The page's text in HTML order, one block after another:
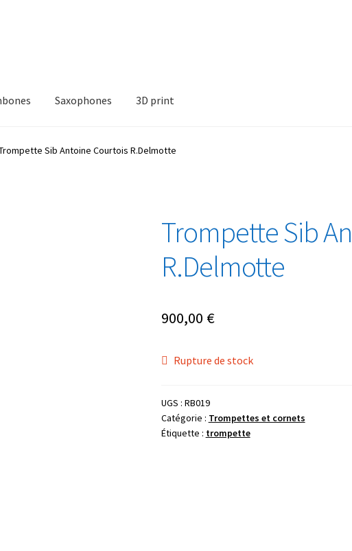
Saxophones 3D print
Sib Antoine Courtois R.Delmotte
Trompette Sib
R.Delmotte
900,00 €
Rupture de stock
UGS : RB019
Catégorie : Trompettes et cornets
Étiquette : trompette